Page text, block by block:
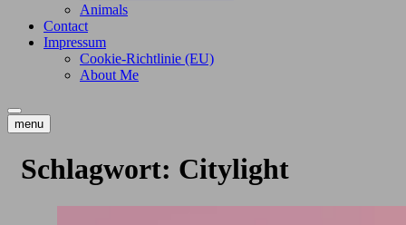
Animals
Contact
Impressum
Cookie-Richtlinie (EU)
About Me
menu
Schlagwort: Citylight